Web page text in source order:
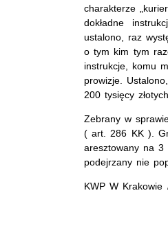
charakterze
dokładne
ustalono, raz
o tym kim tym
instrukcje, komu
prowizje.
200 tysięcy
Zebrany w
( art. 286 KK ).
aresztowany na 3
podejrzany nie
KWP W Krakowie